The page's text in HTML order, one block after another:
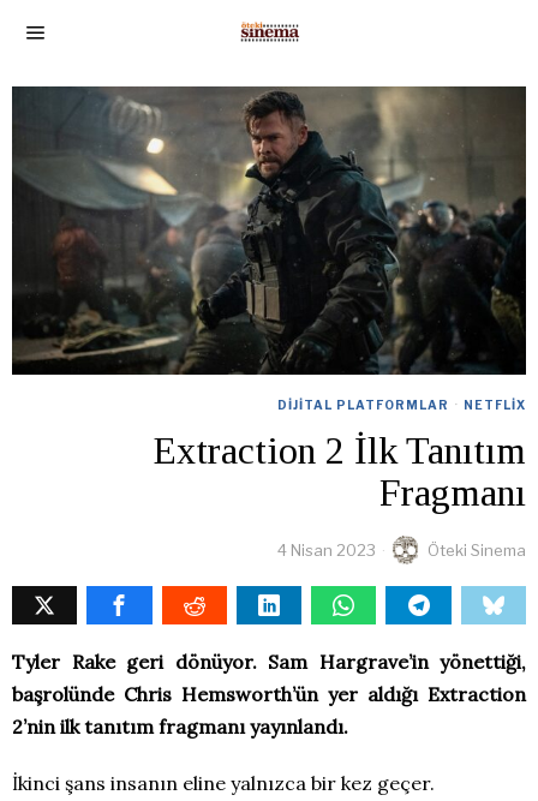
DIJITAL PLATFORMLAR · NETFLIX
Extraction 2 İlk Tanıtım
Fragmanı
4 Nisan 2023 Öteki Sinema
Tyler Rake geri dönüyor. Sam Hargrave’in yönettiği,
başrolünde Chris Hemsworth’ün yer aldığı Extraction
2’nin ilk tanıtım fragmanı yayınlandı.
İkinci şans insanın eline yalnızca bir kez geçer.